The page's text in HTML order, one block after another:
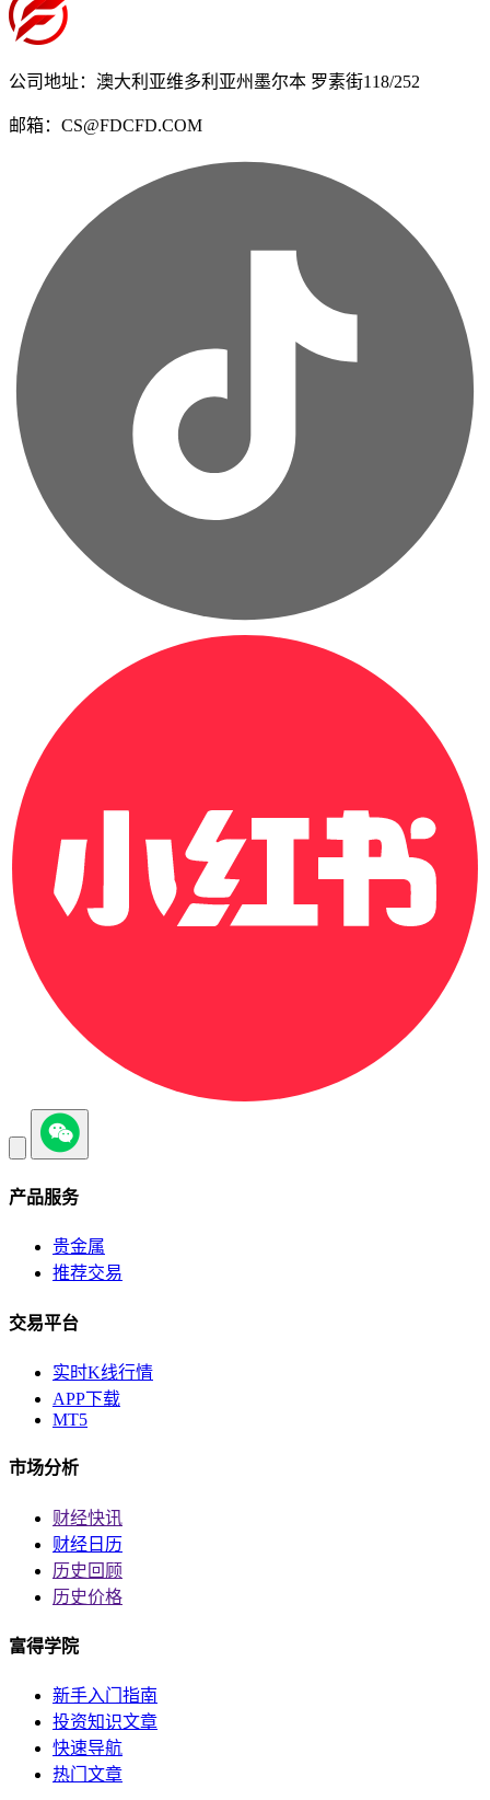
公司地址：澳大利亚维多利亚州墨尔本 罗素街118/252
邮箱：CS@FDCFD.COM
产品服务
贵金属
推荐交易
交易平台
实时K线行情
APP下载
MT5
市场分析
财经快讯
财经日历
历史回顾
历史价格
富得学院
新手入门指南
投资知识文章
快速导航
热门文章